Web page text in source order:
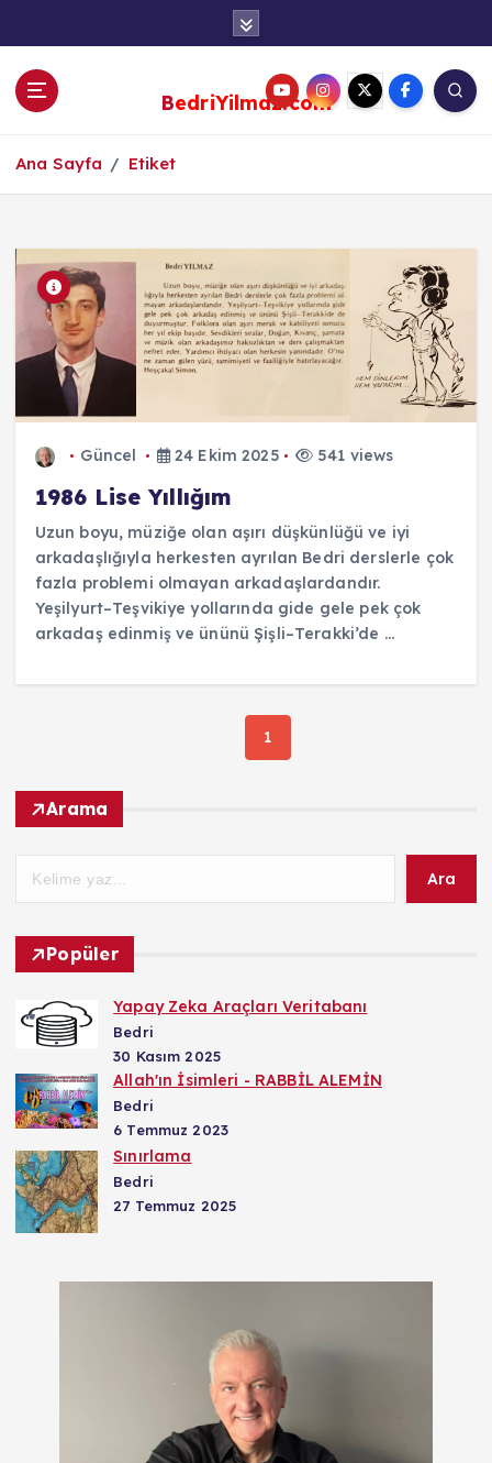
BedriYilmaz.com
Ana Sayfa Etiket
Güncel 24 Ekim 2025 541 views
1986 Lise Yıllığım
Uzun boyu, müziğe olan aşırı düşkünlüğü ve iyi
arkadaşlığıyla herkesten ayrılan Bedri derslerle çok
fazla problemi olmayan arkadaşlardandır.
Yeşilyurt–Teşvikiye yollarında gide gele pek çok
arkadaş edinmiş ve ününü Şişli–Terakki’de ...
1
Arama
Ara
Popüler
Yapay Zeka Araçları Veritabanı
Bedri
30 Kasım 2025
Allah'ın İsimleri - RABBİL ALEMİN
Bedri
6 Temmuz 2023
Sınırlama
Bedri
27 Temmuz 2025